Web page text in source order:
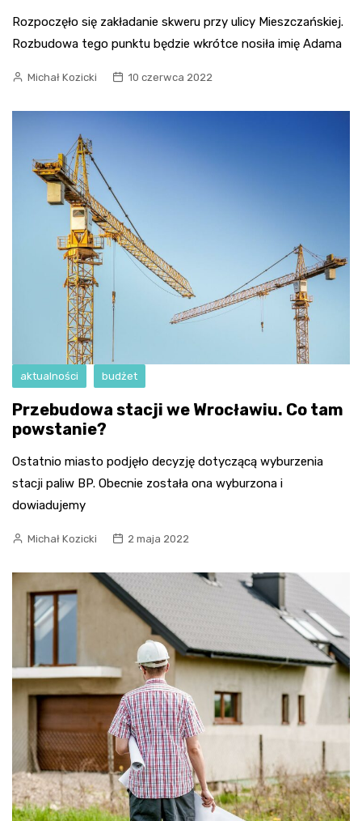
Rozpoczęło się zakładanie skweru przy ulicy Mieszczańskiej.
Rozbudowa tego punktu będzie wkrótce nosiła imię Adama
Michał Kozicki 10 czerwca 2022
aktualności budżet
Przebudowa stacji we Wrocławiu. Co tam
powstanie?
Ostatnio miasto podjęło decyzję dotyczącą wyburzenia
stacji paliw BP. Obecnie została ona wyburzona i
dowiadujemy
Michał Kozicki 2 maja 2022